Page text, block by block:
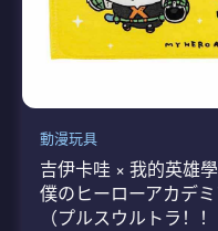
動漫玩具
吉伊卡哇 × 我的英雄
僕のヒーローアカデ
（プルスウルトラ！！